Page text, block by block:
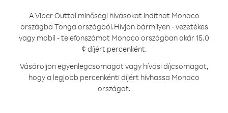
A Viber Outtal minőségi hívásokat indíthat Monaco
országba Tonga országból.Hívjon bármilyen - vezetékes
vagy mobil - telefonszámot Monaco országban akár 15.0
¢ díjért percenként.
Vásároljon egyenlegcsomagot vagy hívási díjcsomagot,
hogy a legjobb percenkénti díjért hívhassa Monaco
országot.